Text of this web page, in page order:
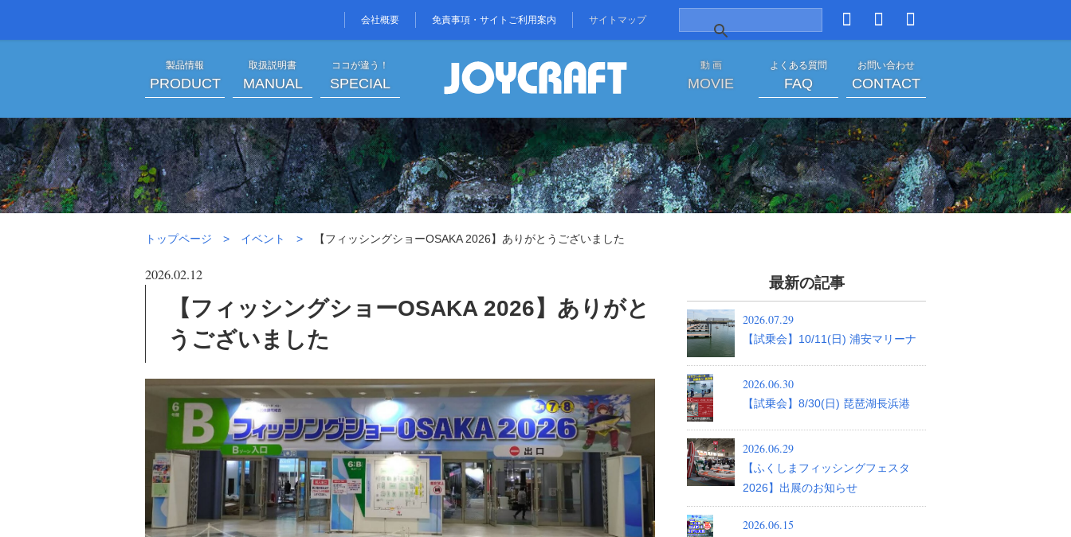
製品情報
PRODUCT
取扱説明書
MANUAL
ココが違う！
SPECIAL
動 画
MOVIE
よくある質問
FAQ
お問い合わせ
CONTACT
会社概要 免責事項・サイトご利用案内 サイトマップ
【フィッシングショーOSAKA 2026】ありがとうございました|イベント
トップページ イベント 【フィッシングショーOSAKA 2026】ありがとうございました
2026.02.12
【フィッシングショーOSAKA 2026】ありがと
うございました
最新の記事
2026.07.29
【試乗会】10/11(日) 浦安マリーナ
2026.06.30
【試乗会】8/30(日) 琵琶湖長浜港
2026.06.29
【ふくしまフィッシングフェスタ
2026】出展のお知らせ
2026.06.15